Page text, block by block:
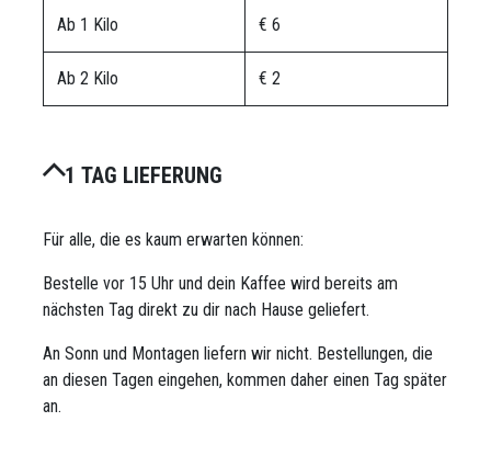
Ab 1 Kilo € 6
Ab 2 Kilo € 2
1 TAG LIEFERUNG
Für alle, die es kaum erwarten können:
Bestelle vor 15 Uhr und dein Kaffee wird bereits am
nächsten Tag direkt zu dir nach Hause geliefert.
An Sonn und Montagen liefern wir nicht. Bestellungen, die
an diesen Tagen eingehen, kommen daher einen Tag später
an.